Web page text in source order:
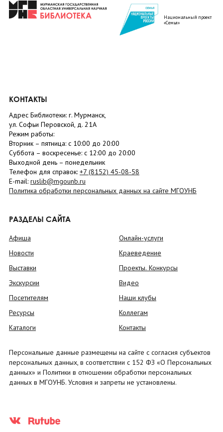
Национальный проект
«Семья»
КОНТАКТЫ
Адрес Библиотеки: г. Мурманск,
ул. Софьи Перовской, д. 21А
Режим работы:
Вторник – пятница: с 10:00 до 20:00
Суббота – воскресенье: c 12:00 до 20:00
Выходной день – понедельник
Телефон для справок: +7 (8152) 45-08-58
E-mail: ruslib@mgounb.ru
Политика обработки персональных данных на сайте МГОУНБ
РАЗДЕЛЫ САЙТА
Афиша
Новости
Выставки
Экскурсии
Посетителям
Ресурсы
Каталоги
Онлайн-услуги
Краеведение
Проекты. Конкурсы
Видео
Наши клубы
Коллегам
Контакты
Персональные данные размещены на сайте с согласия субъектов
персональных данных, в соответствии с 152 ФЗ «О Персональных
данных» и Политики в отношении обработки персональных
данных в МГОУНБ. Условия и запреты не установлены.